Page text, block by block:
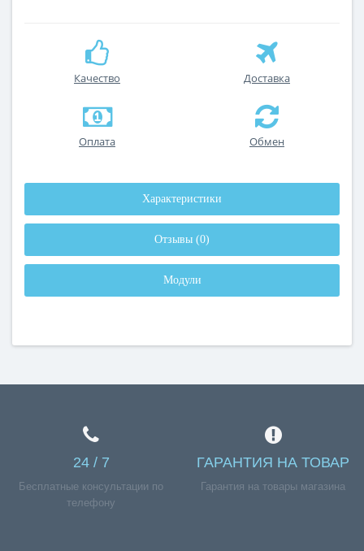
Качество Доставка
Оплата Обмен
Характеристики
Отзывы (0)
Модули
24 / 7
Бесплатные консультации по
телефону
ГАРАНТИЯ НА ТОВАР
Гарантия на товары магазина